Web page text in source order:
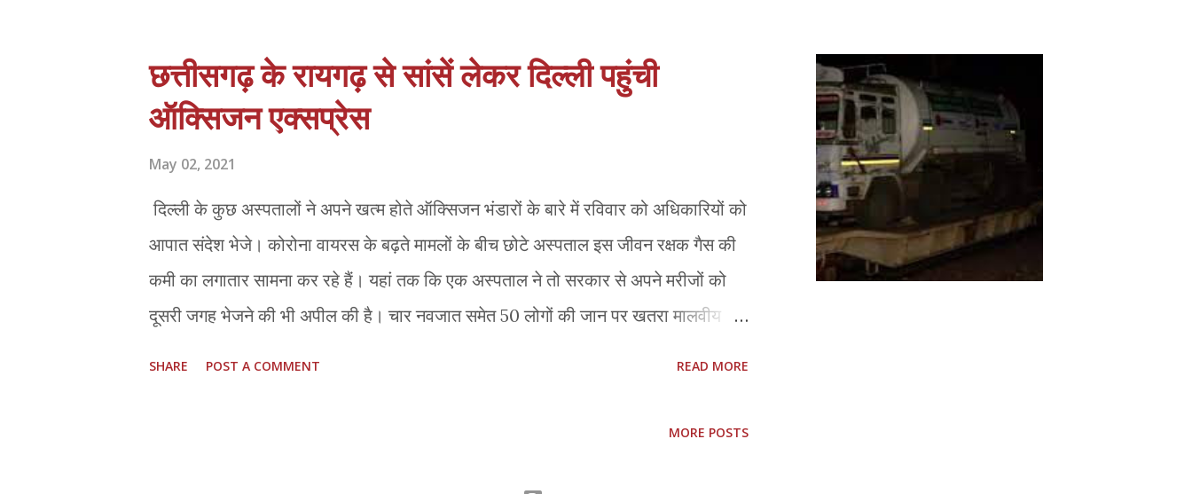
जारी एक वीडियो संदेश में कहा गया कि पूरे राज्य में 14 दिनों के लिये पांच मई से 19 मई तक पूर्ण
लॉकडाउन लागू रहेगा। देशभर में मुफ्त वैक्सीनेशन शुरू करने की मांग वहीं देश में सोनिया गांधी, पूर्व
पीएम एचडी देवेगौड़ा, शरद पवार, महाराष्ट्र सीएम उद्धव ठाकरे, ममता बनर्जी समेत 13 विपक्षी दलों के
नेताओं ने केंद्र से देश भर में व्यापक पैमाने पर मुफ्त टीकाकरण अभियान शुरू कर...
छत्तीसगढ़ के रायगढ़ से सांसें लेकर दिल्ली पहुंची
ऑक्सिजन एक्सप्रेस
May 02, 2021
दिल्ली के कुछ अस्पतालों ने अपने खत्म होते ऑक्सिजन भंडारों के बारे में रविवार को अधिकारियों को
आपात संदेश भेजे। कोरोना वायरस के बढ़ते मामलों के बीच छोटे अस्पताल इस जीवन रक्षक गैस की
कमी का लगातार सामना कर रहे हैं। यहां तक कि एक अस्पताल ने तो सरकार से अपने मरीजों को
दूसरी जगह भेजने की भी अपील की है। चार नवजात समेत 50 लोगों की जान पर खतरा मालवीय
SHARE POST A COMMENT READ MORE
MORE POSTS